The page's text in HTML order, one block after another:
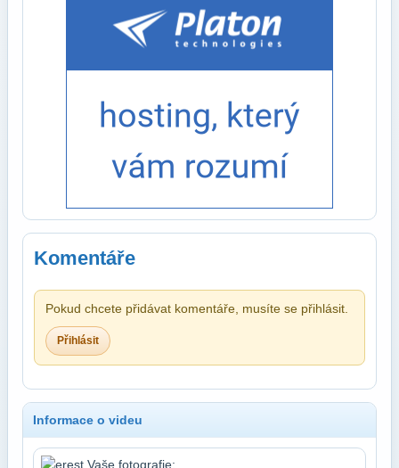
Komentáře
Pokud chcete přidávat komentáře, musíte se přihlásit.
Přihlásit
Informace o videu